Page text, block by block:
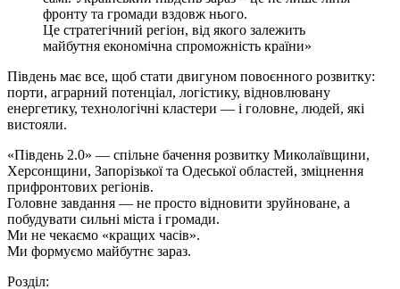
фронту та громади вздовж нього.
Це стратегічний регіон, від якого залежить
майбутня економічна спроможність країни»
Південь має все, щоб стати двигуном повоєнного розвитку:
порти, аграрний потенціал, логістику, відновлювану
енергетику, технологічні кластери — і головне, людей, які
вистояли.
«Південь 2.0» — спільне бачення розвитку Миколаївщини,
Херсонщини, Запорізької та Одеської областей, зміцнення
прифронтових регіонів.
Головне завдання — не просто відновити зруйноване, а
побудувати сильні міста і громади.
Ми не чекаємо «кращих часів».
Ми формуємо майбутнє зараз.
Розділ: